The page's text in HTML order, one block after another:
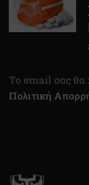
To email σας θα
Πολιτική